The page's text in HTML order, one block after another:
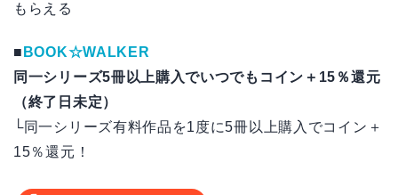
もらえる
■ BOOK☆WALKER
同一シリーズ5冊以上購入でいつでもコイン＋15％還元
（終了日未定）
└同一シリーズ有料作品を1度に5冊以上購入でコイン＋
15％還元！